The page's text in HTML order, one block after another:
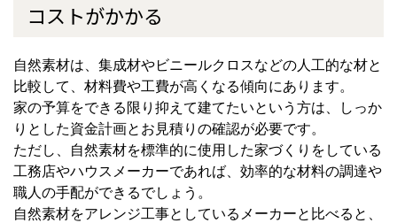
コストがかかる
自然素材は、集成材やビニールクロスなどの人工的な材と
比較して、材料費や工費が高くなる傾向にあります。
家の予算をできる限り抑えて建てたいという方は、しっか
りとした資金計画とお見積りの確認が必要です。
ただし、自然素材を標準的に使用した家づくりをしている
工務店やハウスメーカーであれば、効率的な材料の調達や
職人の手配ができるでしょう。
自然素材をアレンジ工事としているメーカーと比べると、